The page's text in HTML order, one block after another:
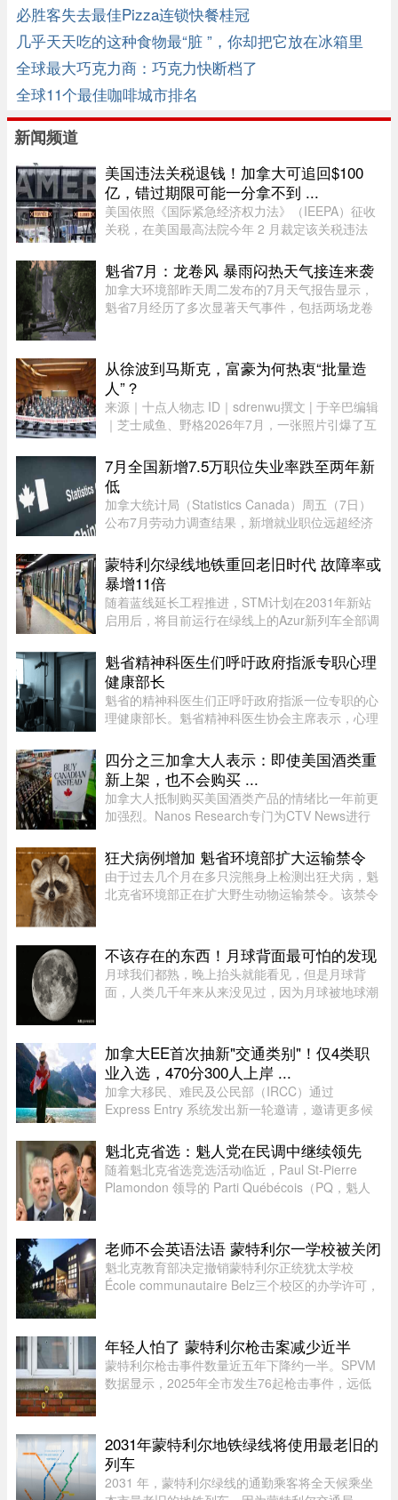
必胜客失去最佳Pizza连锁快餐桂冠
几乎天天吃的这种食物最“脏 ”，你却把它放在冰箱里
全球最大巧克力商：巧克力快断档了
全球11个最佳咖啡城市排名
新闻频道
美国违法关税退钱！加拿大可追回$100
亿，错过期限可能一分拿不到 ...
美国依照《国际紧急经济权力法》（IEEPA）征收
关税，在美国最高法院今年 2 月裁定该关税违法
种关税（包括 Section 122、301 和 338 条款）纷
纷出台，令退款进展变得容 ...
魁省7月：龙卷风 暴雨闷热天气接连来袭
加拿大环境部昨天周二发布的7月天气报告显示，
魁省7月经历了多次显著天气事件，包括两场龙卷
别袭击了Laurentides地区的Ha ...
从徐波到马斯克，富豪为何热衷“批量造
人”？
来源｜十点人物志 ID｜sdrenwu撰文 | 于辛巴编辑
｜芝士咸鱼、野格2026年7月，一张照片引爆了互
列。两边站着照顾他们的阿姨，前方拉着一条横
幅。照片由多益网络官方微博 ...
7月全国新增7.5万职位失业率跌至两年新
低
加拿大统计局（Statistics Canada）周五（7日）
公布7月劳动力调查结果，新增就业职位远超经济
据显示，7月新增职位达75,000个，远高于路透社
（Reuters）经济师预测的15, ...
蒙特利尔绿线地铁重回老旧时代 故障率或
暴增11倍
随着蓝线延长工程推进，STM计划在2031年新站
启用后，将目前运行在绿线上的Azur新列车全部调
客流量最高的绿线可能几乎全部由服役多年的MR-
73老旧列车运营。Projet Montr ...
魁省精神科医生们呼吁政府指派专职心理
健康部长
魁省的精神科医生们正呼吁政府指派一位专职的心
理健康部长。魁省精神科医生协会主席表示，心理
保心理健康问题在选举周期之后依然能被列为优先
事项。在蒙特利尔无家可归 ...
四分之三加拿大人表示：即使美国酒类重
新上架，也不会购买 ...
加拿大人抵制购买美国酒类产品的情绪比一年前更
加强烈。Nanos Research专门为CTV News进行
大人表示，即使美国酒类重新摆上货架，他们也不
太可能购买。 ...
狂犬病例增加 魁省环境部扩大运输禁令
由于过去几个月在多只浣熊身上检测出狂犬病，魁
北克省环境部正在扩大野生动物运输禁令。该禁令
五起延伸至 Centre-du- ...
不该存在的东西！月球背面最可怕的发现
月球我们都熟，晚上抬头就能看见，但是月球背
面，人类几千年来从来没见过，因为月球被地球潮
面一样拥有14天一轮的完整白 ...
加拿大EE首次抽新"交通类别"！仅4类职
业入选，470分300人上岸 ...
加拿大移民、难民及公民部（IRCC）通过
Express Entry 系统发出新一轮邀请，邀请更多候
Andre Furtado在本次抽选中，移民部针对全新的
交通类别（Transport category）发出 ...
魁北克省选：魁人党在民调中继续领先
随着魁北克省选竞选活动临近，Paul St-Pierre
Plamondon 领导的 Parti Québécois（PQ，魁人
老师不会英语法语 蒙特利尔一学校被关闭
魁北克教育部决定撤销蒙特利尔正统犹太学校
École communautaire Belz三个校区的办学许可，
魁北克行政法庭获得的文件，学校 ...
年轻人怕了 蒙特利尔枪击案减少近半
蒙特利尔枪击事件数量近五年下降约一半。SPVM
数据显示，2025年全市发生76起枪击事件，远低
到持枪犯罪可能面临严厉刑罚， ...
2031年蒙特利尔地铁绿线将使用最老旧的
列车
2031 年，蒙特利尔绿线的通勤乘客将全天候乘坐